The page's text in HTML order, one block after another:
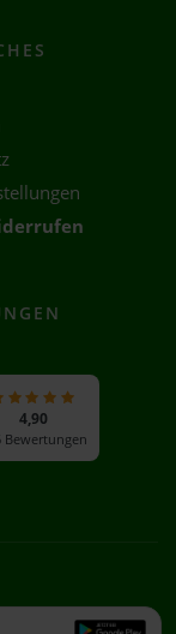
4,90
Bewertungen